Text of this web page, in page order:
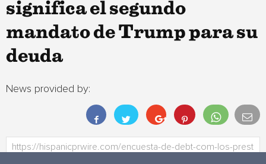
significa el segundo
mandato de Trump para su
deuda
News provided by: